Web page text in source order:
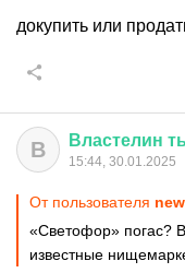
докупить или
В Властелин
15:44, 30.01.2025
От пользователя
«Светофор» погас?
известные